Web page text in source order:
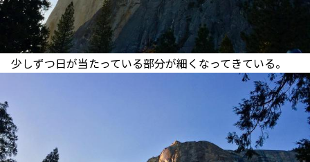
少しずつ日が当たっている部分が細くなってきている。